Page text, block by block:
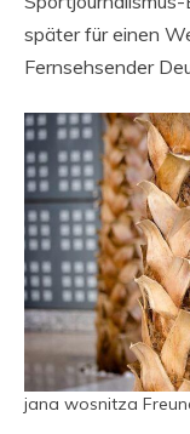
später für einen
Fernsehsender
jana wosnitza